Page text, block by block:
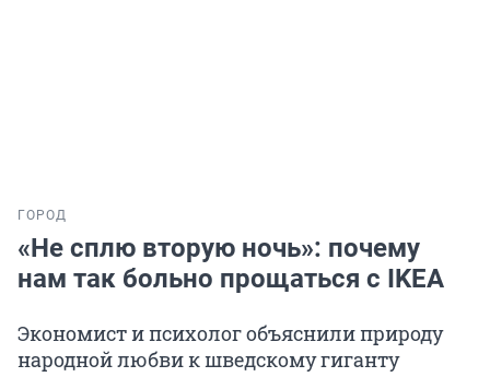
ГОРОД
«Не сплю вторую ночь»: почему
нам так больно прощаться с IKEA
Экономист и психолог объяснили природу
народной любви к шведскому гиганту